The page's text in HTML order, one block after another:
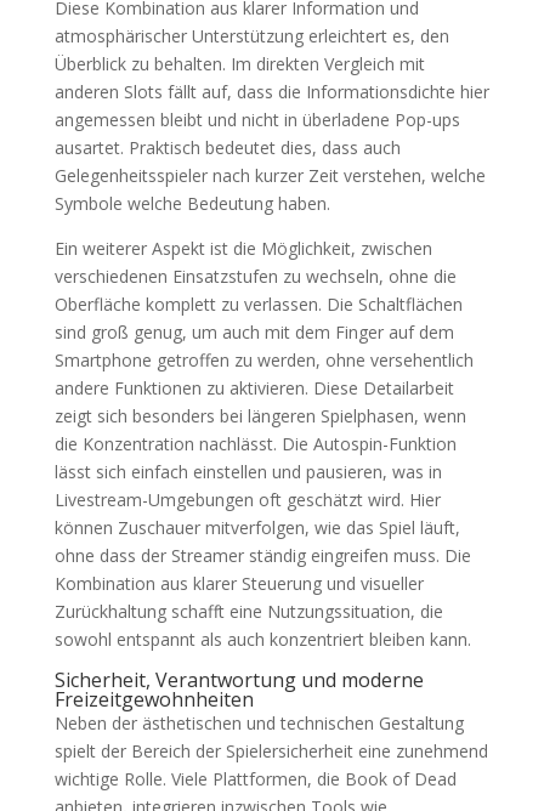
Diese Kombination aus klarer Information und
atmosphärischer Unterstützung erleichtert es, den
Überblick zu behalten. Im direkten Vergleich mit
anderen Slots fällt auf, dass die Informationsdichte hier
angemessen bleibt und nicht in überladene Pop-ups
ausartet. Praktisch bedeutet dies, dass auch
Gelegenheitsspieler nach kurzer Zeit verstehen, welche
Symbole welche Bedeutung haben.
Ein weiterer Aspekt ist die Möglichkeit, zwischen
verschiedenen Einsatzstufen zu wechseln, ohne die
Oberfläche komplett zu verlassen. Die Schaltflächen
sind groß genug, um auch mit dem Finger auf dem
Smartphone getroffen zu werden, ohne versehentlich
andere Funktionen zu aktivieren. Diese Detailarbeit
zeigt sich besonders bei längeren Spielphasen, wenn
die Konzentration nachlässt. Die Autospin-Funktion
lässt sich einfach einstellen und pausieren, was in
Livestream-Umgebungen oft geschätzt wird. Hier
können Zuschauer mitverfolgen, wie das Spiel läuft,
ohne dass der Streamer ständig eingreifen muss. Die
Kombination aus klarer Steuerung und visueller
Zurückhaltung schafft eine Nutzungssituation, die
sowohl entspannt als auch konzentriert bleiben kann.
Sicherheit, Verantwortung und moderne
Freizeitgewohnheiten
Neben der ästhetischen und technischen Gestaltung
spielt der Bereich der Spielersicherheit eine zunehmend
wichtige Rolle. Viele Plattformen, die Book of Dead